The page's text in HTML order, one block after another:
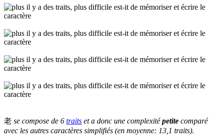
老 se compose de 6 traits et a donc une complexitépetite comparé
avec les autres caractères simplifiés (en moyenne: 13,1 traits).